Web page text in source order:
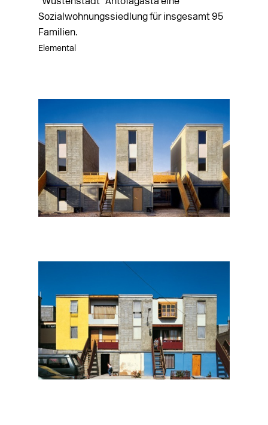
Sozialwohnungssiedlung für insgesamt 95
Familien.
Elemental